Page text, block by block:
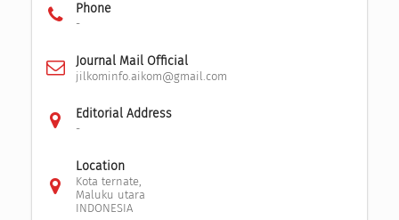
Phone
-
Journal Mail Official
jilkominfo.aikom@gmail.com
Editorial Address
-
Location
Kota ternate,
Maluku utara
INDONESIA